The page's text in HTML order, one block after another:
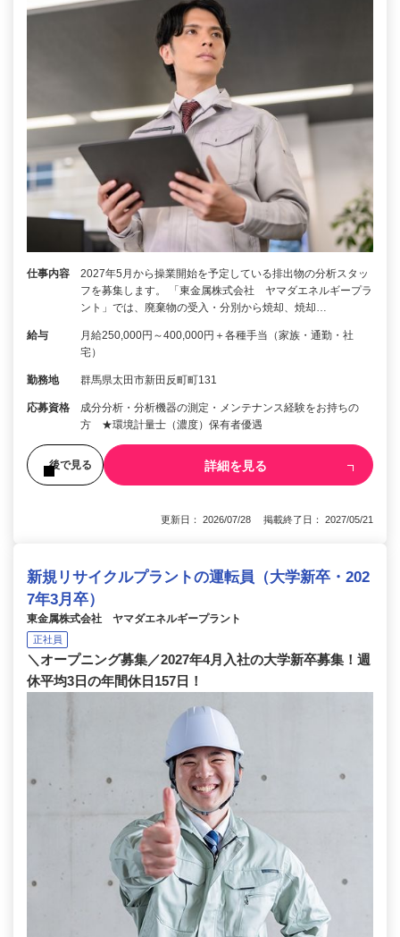
仕事内容
2027年5月から操業開始を予定している排出物の分析スタッ
フを募集します。 「東金属株式会社 ヤマダエネルギープラ
ント」では、廃棄物の受入・分別から焼却、焼却…
給与
月給250,000円～400,000円＋各種手当（家族・通勤・社
宅）
勤務地 群馬県太田市新田反町町131
応募資格
成分分析・分析機器の測定・メンテナンス経験をお持ちの
方 ★環境計量士（濃度）保有者優遇
後で見る 詳細を見る
更新日： 2026/07/28 掲載終了日： 2027/05/21
新規リサイクルプラントの運転員（大学新卒・202
7年3月卒）
東金属株式会社 ヤマダエネルギープラント
正社員
＼オープニング募集／2027年4月入社の大学新卒募集！週
休平均3日の年間休日157日！